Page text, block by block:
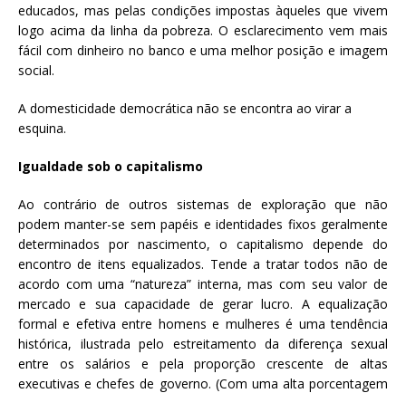
educados, mas pelas condições impostas àqueles que vivem
logo acima da linha da pobreza. O esclarecimento vem mais
fácil com dinheiro no banco e uma melhor posição e imagem
social.
A domesticidade democrática não se encontra ao virar a
esquina.
Igualdade sob o capitalismo
Ao contrário de outros sistemas de exploração que não
podem manter-se sem papéis e identidades fixos geralmente
determinados por nascimento, o capitalismo depende do
encontro de itens equalizados. Tende a tratar todos não de
acordo com uma “natureza” interna, mas com seu valor de
mercado e sua capacidade de gerar lucro. A equalização
formal e efetiva entre homens e mulheres é uma tendência
histórica, ilustrada pelo estreitamento da diferença sexual
entre os salários e pela proporção crescente de altas
executivas e chefes de governo. (Com uma alta porcentagem